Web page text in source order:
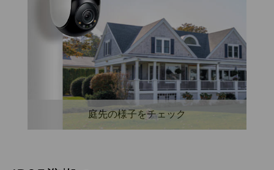
庭先の様子をチェック